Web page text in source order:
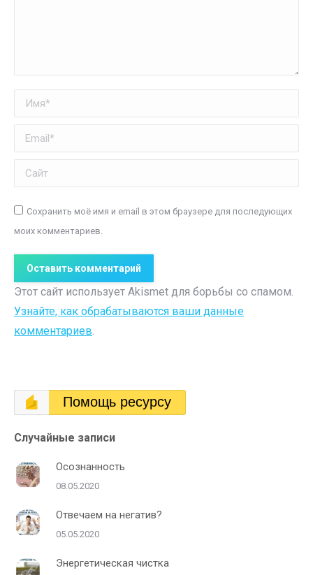
Имя *
Email *
Сайт
Сохранить моё имя и email в этом браузере для последующих
моих комментариев.
Оставить комментарий
Этот сайт использует Akismet для борьбы со спамом.
Узнайте, как обрабатываются ваши данные
комментариев.
Помощь ресурсу
Случайные записи
Осознанность
08.05.2020
Отвечаем на негатив?
05.05.2020
Энергетическая чистка